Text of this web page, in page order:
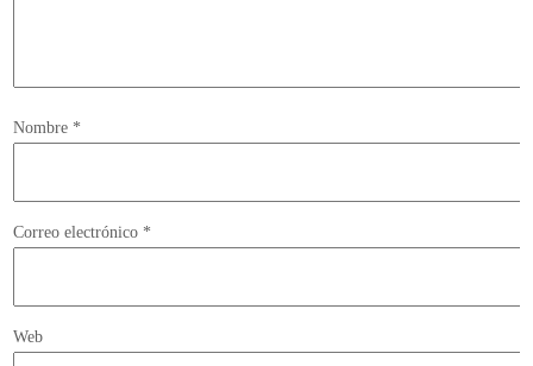
Nombre *
Correo electrónico *
Web